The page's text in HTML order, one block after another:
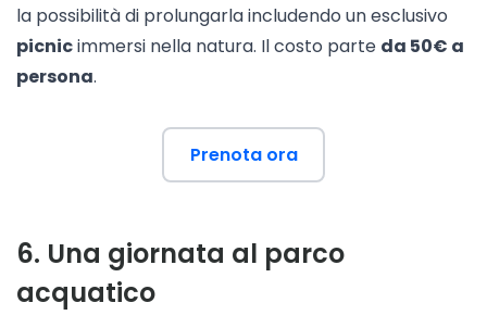
la possibilità di prolungarla includendo un esclusivo
picnicimmersi nella natura. Il costo parte da 50€ a
persona.
Prenota ora
6. Una giornata al parco
acquatico